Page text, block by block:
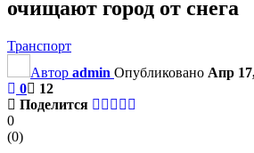
очищают город от снега
Транспорт
Автор admin Опубликовано Апр
0
12
Поделится
0
(0)